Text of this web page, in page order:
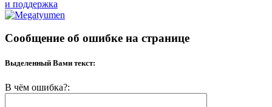
и поддержка
Сообщение об ошибке на странице
Выделенный Вами текст:
В чём ошибка?: